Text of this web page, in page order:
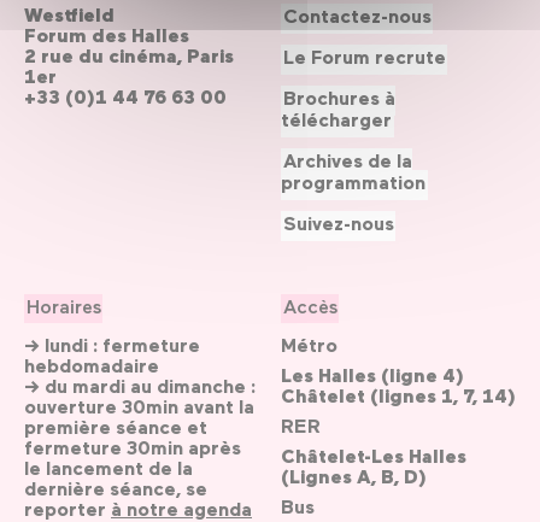
Westfield
Forum des Halles
2 rue du cinéma, Paris
1er
+33 (0)1 44 76 63 00
Horaires
→ lundi : fermeture
hebdomadaire
→ du mardi au dimanche :
ouverture 30min avant la
première séance et
fermeture 30min après
le lancement de la
dernière séance, se
reporter à notre agenda
Accès
Métro
Les Halles (ligne 4)
Châtelet (lignes 1, 7, 14)
RER
Châtelet-Les Halles
(Lignes A, B, D)
Bus
Contactez-nous
Le Forum recrute
Brochures à
télécharger
Archives de la
programmation
Suivez-nous